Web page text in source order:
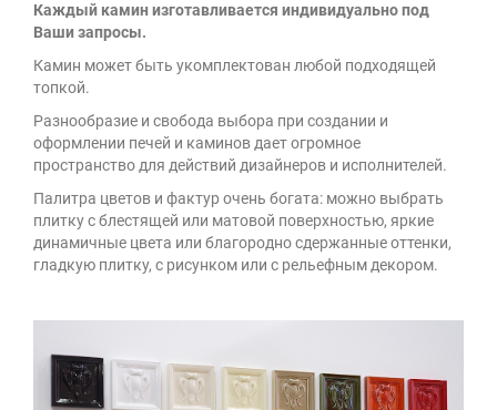
Каждый камин изготавливается индивидуально под
Ваши запросы.
Камин может быть укомплектован любой подходящей
топкой.
Разнообразие и свобода выбора при создании и
оформлении печей и каминов дает огромное
пространство для действий дизайнеров и исполнителей.
Палитра цветов и фактур очень богата: можно выбрать
плитку с блестящей или матовой поверхностью, яркие
динамичные цвета или благородно сдержанные оттенки,
гладкую плитку, с рисунком или с рельефным декором.